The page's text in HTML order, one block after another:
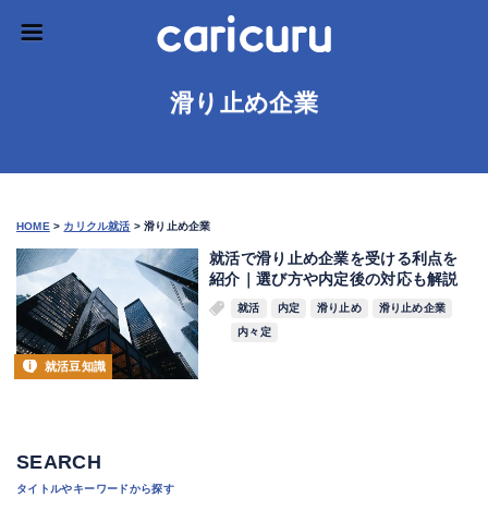
滑り止め企業
HOME > カリクル就活 >滑り止め企業
就活豆知識
就活で滑り止め企業を受ける利点を
紹介｜選び方や内定後の対応も解説
就活 内定 滑り止め
滑り止め企業
内々定
SEARCH
タイトルやキーワードから探す